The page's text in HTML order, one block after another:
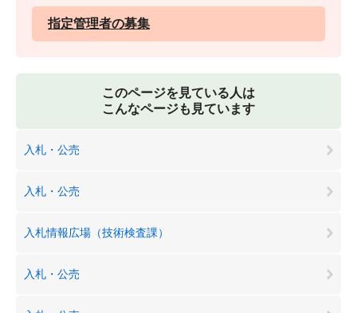
指定管理者の募集
このページを見ている人は
こんなページも見ています
入札・公売
入札・公売
入札情報広場（技術検査課）
入札・公売